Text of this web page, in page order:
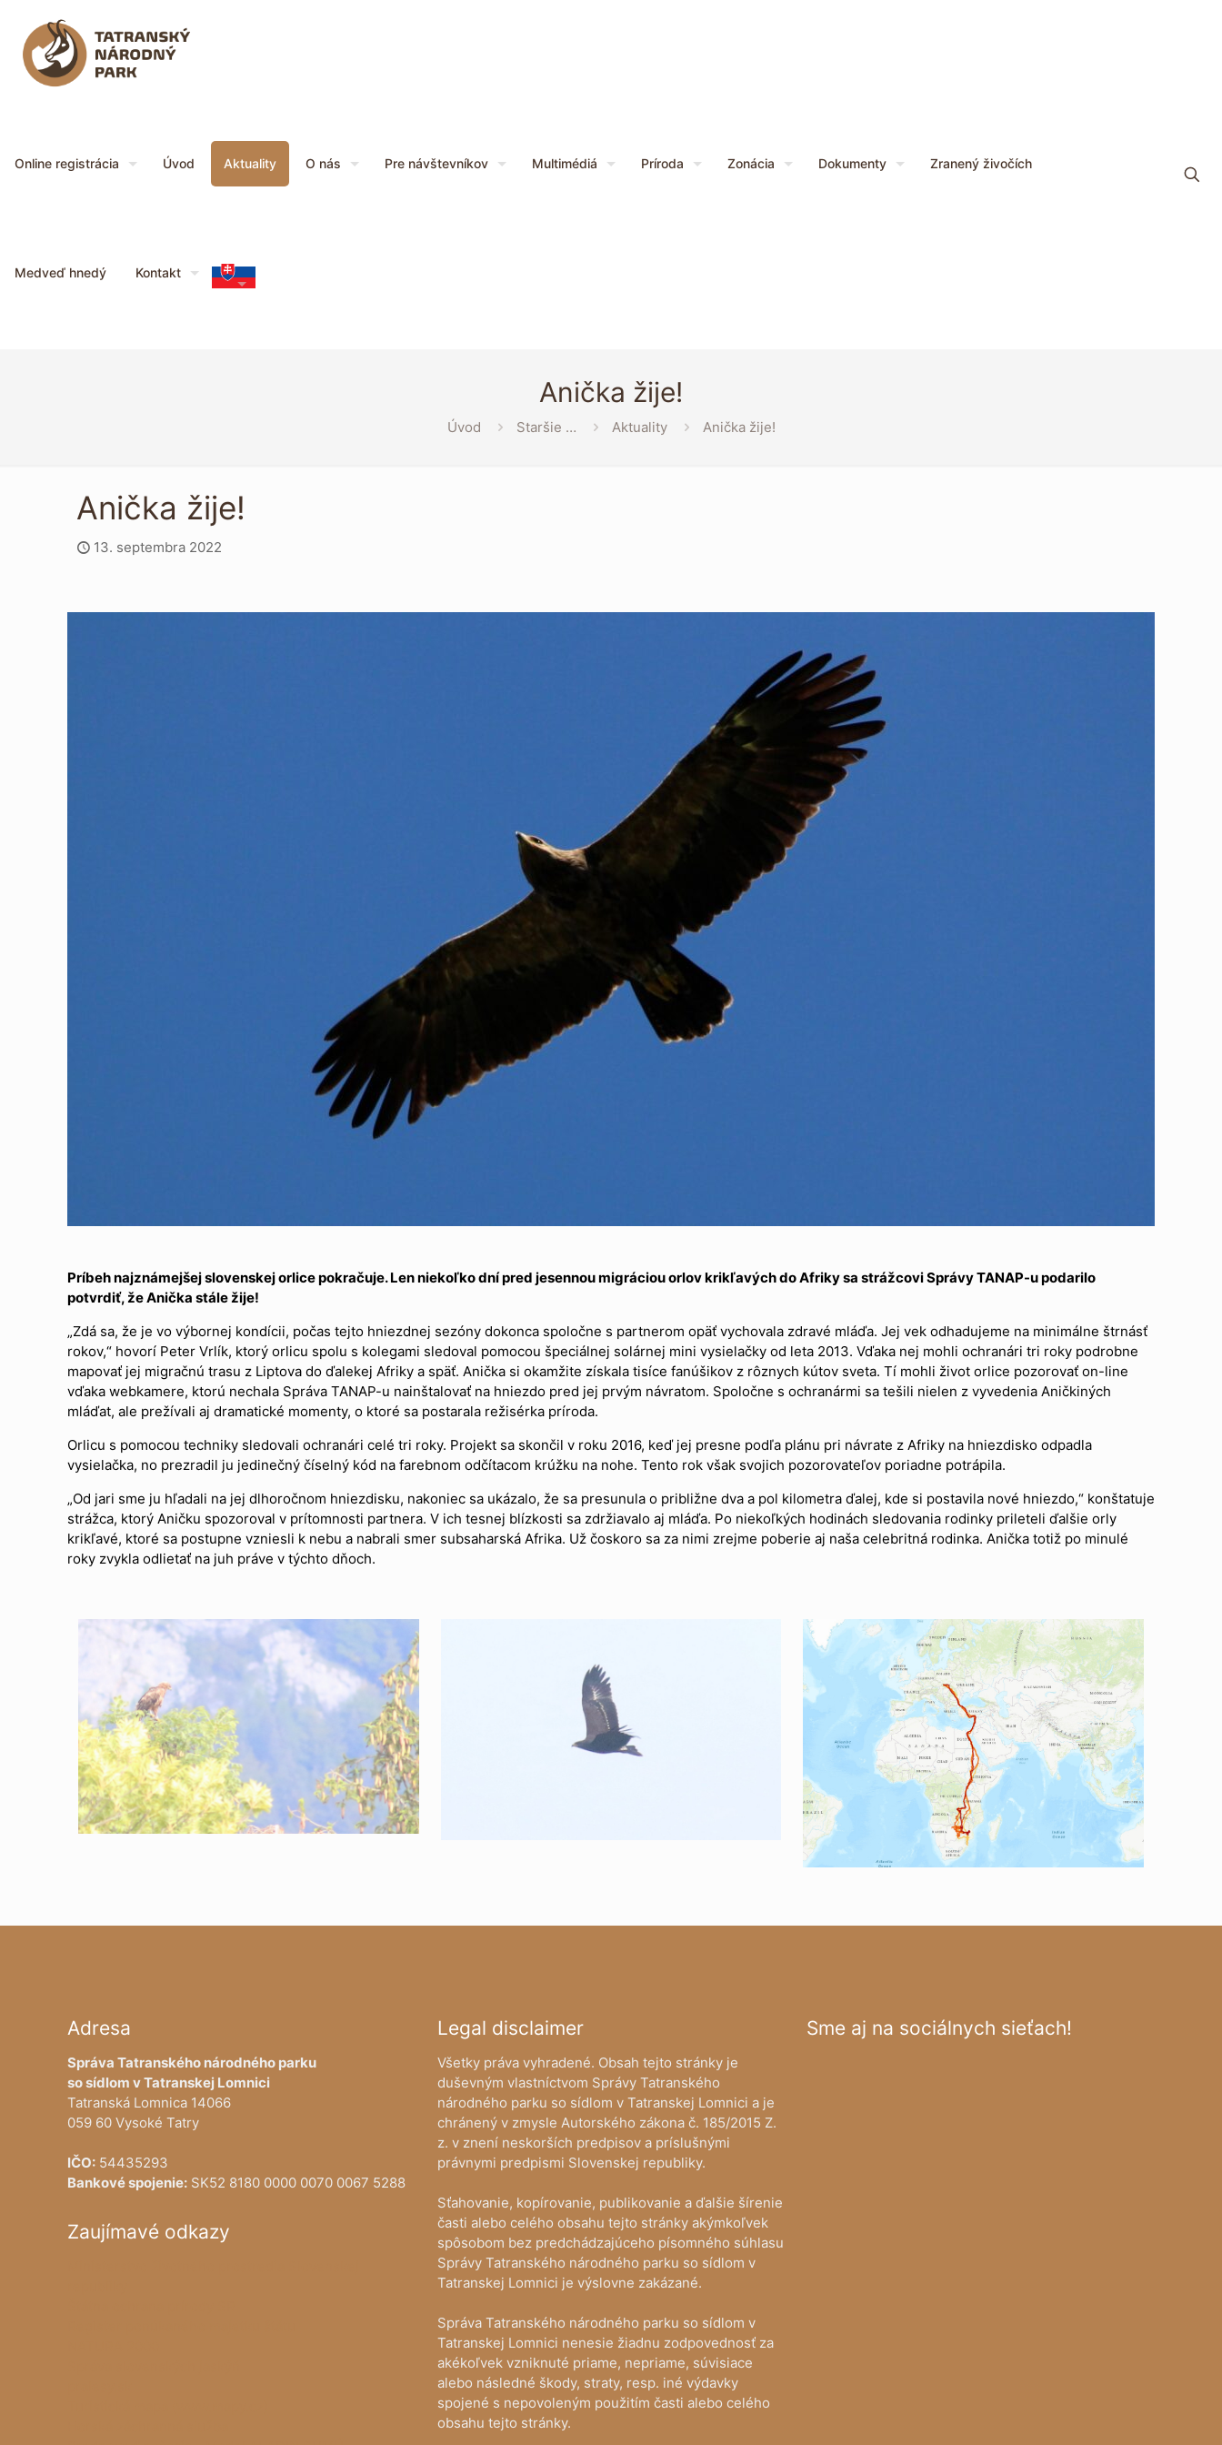
Online registrácia Úvod Aktuality O nás Pre návštevníkov Multimédiá Príroda Zonácia Dokumenty Zranený živočích
Medveď hnedý Kontakt
Anička žije!
Úvod Staršie … Aktuality Anička žije!
Anička žije!
13. septembra 2022
Príbeh najznámejšej slovenskej orlice pokračuje. Len niekoľko dní pred jesennou migráciou orlov krikľavých do Afriky sa strážcovi Správy TANAP-u podarilo
potvrdiť, že Anička stále žije!
„Zdá sa, že je vo výbornej kondícii, počas tejto hniezdnej sezóny dokonca spoločne s partnerom opäť vychovala zdravé mláďa. Jej vek odhadujeme na minimálne štrnásť
rokov,“ hovorí Peter Vrlík, ktorý orlicu spolu s kolegami sledoval pomocou špeciálnej solárnej mini vysielačky od leta 2013. Vďaka nej mohli ochranári tri roky podrobne
mapovať jej migračnú trasu z Liptova do ďalekej Afriky a späť. Anička si okamžite získala tisíce fanúšikov z rôznych kútov sveta. Tí mohli život orlice pozorovať on-line
vďaka webkamere, ktorú nechala Správa TANAP-u nainštalovať na hniezdo pred jej prvým návratom. Spoločne s ochranármi sa tešili nielen z vyvedenia Aničkiných
mláďat, ale prežívali aj dramatické momenty, o ktoré sa postarala režisérka príroda.
Orlicu s pomocou techniky sledovali ochranári celé tri roky. Projekt sa skončil v roku 2016, keď jej presne podľa plánu pri návrate z Afriky na hniezdisko odpadla
vysielačka, no prezradil ju jedinečný číselný kód na farebnom odčítacom krúžku na nohe. Tento rok však svojich pozorovateľov poriadne potrápila.
„Od jari sme ju hľadali na jej dlhoročnom hniezdisku, nakoniec sa ukázalo, že sa presunula o približne dva a pol kilometra ďalej, kde si postavila nové hniezdo,“ konštatuje
strážca, ktorý Aničku spozoroval v prítomnosti partnera. V ich tesnej blízkosti sa zdržiavalo aj mláďa. Po niekoľkých hodinách sledovania rodinky prileteli ďalšie orly
krikľavé, ktoré sa postupne vzniesli k nebu a nabrali smer subsaharská Afrika. Už čoskoro sa za nimi zrejme poberie aj naša celebritná rodinka. Anička totiž po minulé
roky zvykla odlietať na juh práve v týchto dňoch.
Adresa
Správa Tatranského národného parku
so sídlom v Tatranskej Lomnici
Tatranská Lomnica 14066
059 60 Vysoké Tatry
IČO: 54435293
Bankové spojenie: SK52 8180 0000 0070 0067 5288
Zaujímavé odkazy
Legal disclaimer
Všetky práva vyhradené. Obsah tejto stránky je
duševným vlastníctvom Správy Tatranského
národného parku so sídlom v Tatranskej Lomnici a je
chránený v zmysle Autorského zákona č. 185/2015 Z.
z. v znení neskorších predpisov a príslušnými
právnymi predpismi Slovenskej republiky.
Sťahovanie, kopírovanie, publikovanie a ďalšie šírenie
časti alebo celého obsahu tejto stránky akýmkoľvek
spôsobom bez predchádzajúceho písomného súhlasu
Správy Tatranského národného parku so sídlom v
Tatranskej Lomnici je výslovne zakázané.
Správa Tatranského národného parku so sídlom v
Tatranskej Lomnici nenesie žiadnu zodpovednosť za
akékoľvek vzniknuté priame, nepriame, súvisiace
alebo následné škody, straty, resp. iné výdavky
spojené s nepovoleným použitím časti alebo celého
obsahu tejto stránky.
Sme aj na sociálnych sieťach!